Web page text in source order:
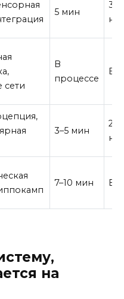
5 мин
сети
В
процессе
3–5 мин
7–10 мин
на